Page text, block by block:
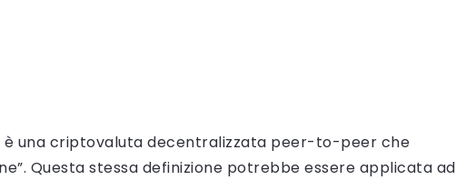
è una criptovaluta decentralizzata peer-to-peer che
Questa stessa definizione potrebbe essere applicata ad